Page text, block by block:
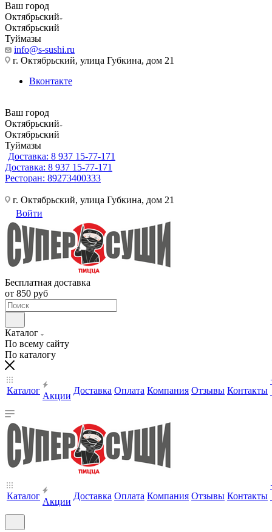
Ваш город
Октябрьский
Октябрьский
Туймазы
info@s-sushi.ru
г. Октябрьский, улица Губкина, дом 21
Вконтакте
Ваш город
Октябрьский
Октябрьский
Туймазы
Доставка: 8 937 15-77-171
Доставка: 8 937 15-77-171
Ресторан: 89273400333
г. Октябрьский, улица Губкина, дом 21
Войти
Бесплатная доставка
от 850 руб
Каталог
По всему сайту
По каталогу
Каталог
Акции
Доставка Оплата Компания Отзывы Контакты
Каталог
Акции
Доставка Оплата Компания Отзывы Контакты